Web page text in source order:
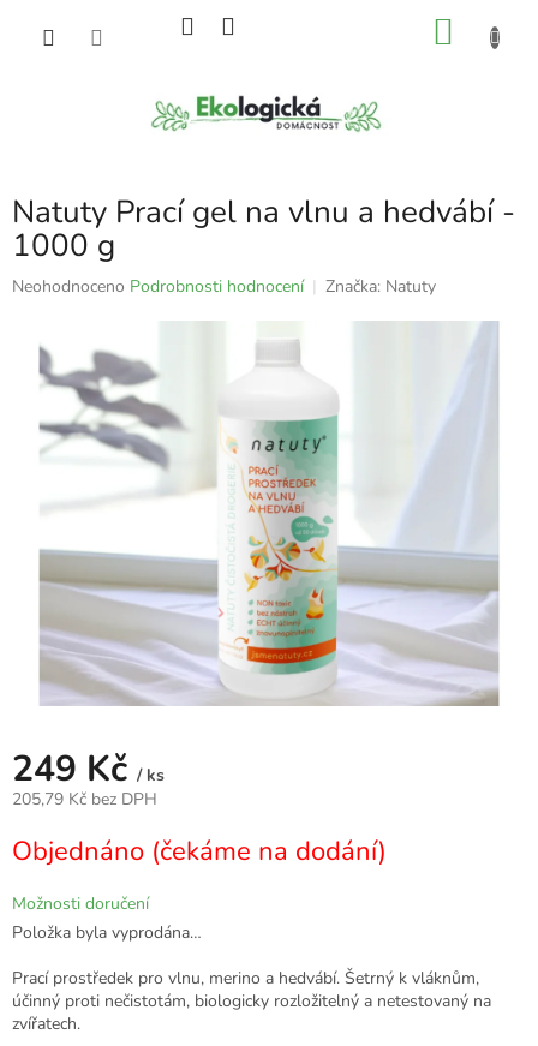
Natuty Prací gel na vlnu a hedvábí -
1000 g
Průměrné
hvězdiček.
Neohodnoceno Podrobnosti hodnocení Značka: Natuty
249 Kč / ks
205,79 Kč bez DPH
cena:
Objednáno (čekáme na dodání)
Možnosti doručení
Položka byla vyprodána…
Prací prostředek pro vlnu, merino a hedvábí. Šetrný k vláknům,
účinný proti nečistotám, biologicky rozložitelný a netestovaný na
zvířatech.